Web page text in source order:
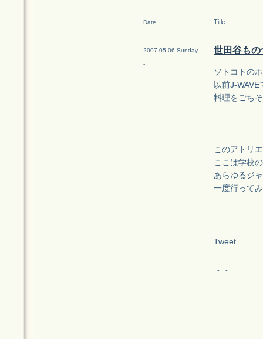
Date Title
2007.05.06 Sunday
-
世田谷も
ソトコトの
以前J-
料理をごち
このアトリ
ここは学校
あらゆるジ
一度行って
Tweet
- -